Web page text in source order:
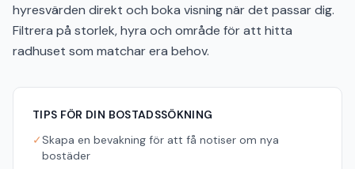
hyresvärden direkt och boka visning när det passar dig.
Filtrera på storlek, hyra och område för att hitta
radhuset som matchar era behov.
TIPS FÖR DIN BOSTADSSÖKNING
✓Skapa en bevakning för att få notiser om nya
bostäder